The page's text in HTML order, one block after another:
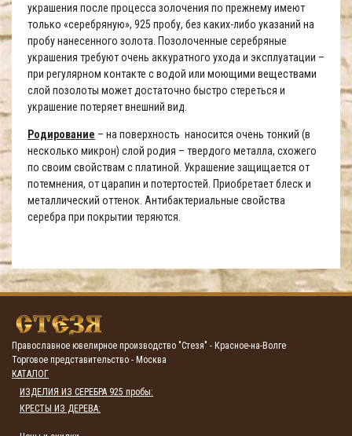
украшения после процесса золочения по прежнему имеют
только «серебряную», 925 пробу, без каких-либо указаний на
пробу нанесенного золота. Позолоченные серебряные
украшения требуют очень аккуратного ухода и эксплуатации –
при регулярном контакте с водой или моющими веществами
слой позолоты может достаточно быстро стереться и
украшение потеряет внешний вид.
Родирование – на поверхность наносится очень тонкий (в
несколько микрон) слой родия – твердого металла, схожего
по своим свойствам с платиной. Украшение защищается от
потемнения, от царапин и потертостей. Приобретает блеск и
металлический оттенок. Антибактериальные свойства
серебра при покрытии теряются.
Православное ювелирное производство "Стезя" - Красное-на-Волге
Торговое представительство - Москва
КАТАЛОГ
ИЗДЕЛИЯ ИЗ СЕРЕБРА 925 пробы:
КРЕСТЫ ИЗ ДЕРЕВА: